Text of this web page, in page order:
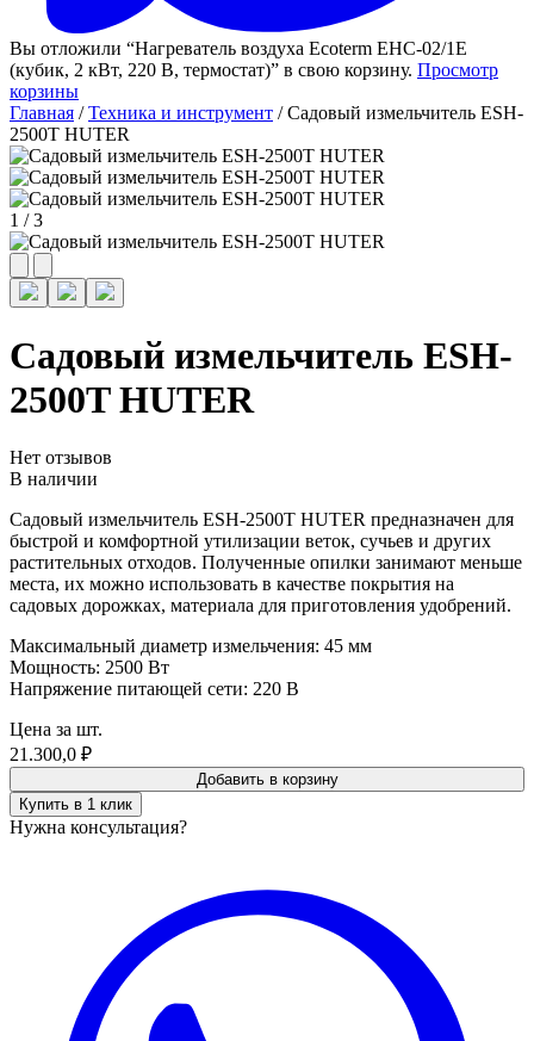
Вы отложили “Нагреватель воздуха Ecoterm EHC-02/1E
(кубик, 2 кВт, 220 В, термостат)” в свою корзину. Просмотр
корзины
Главная /Техника и инструмент / Садовый измельчитель ESH-
2500T HUTER
1 /3
Садовый измельчитель ESH-
2500T HUTER
Нет отзывов
В наличии
Садовый измельчитель ESH-2500T HUTER предназначен для
быстрой и комфортной утилизации веток, сучьев и других
растительных отходов. Полученные опилки занимают меньше
места, их можно использовать в качестве покрытия на
садовых дорожках, материала для приготовления удобрений.
Максимальный диаметр измельчения: 45 мм
Мощность: 2500 Вт
Напряжение питающей сети: 220 В
Цена за шт.
21.300,0 ₽
Добавить в корзину
Купить в 1 клик
Нужна консультация?